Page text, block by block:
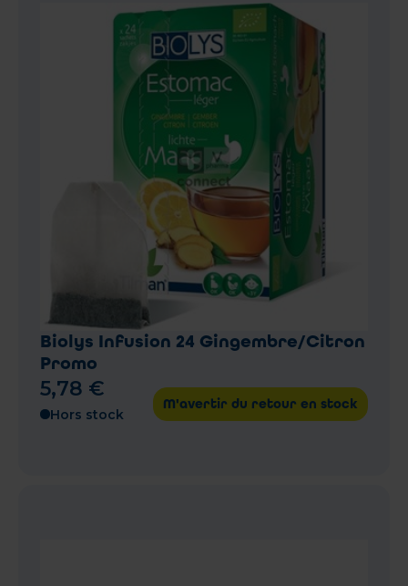
Biolys Infusion 24 Gingembre/Citron
Promo
5,78 €
Hors stock
M'avertir du retour en stock